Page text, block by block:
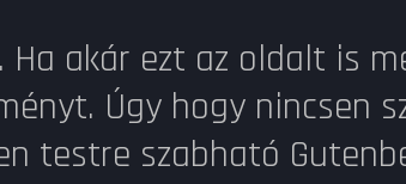
akár ezt az oldalt is
Úgy hogy nincsen
testre szabható